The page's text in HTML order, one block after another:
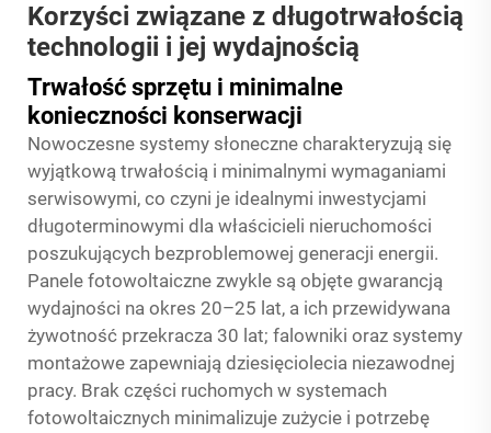
Korzyści związane z długotrwałością
technologii i jej wydajnością
Trwałość sprzętu i minimalne
konieczności konserwacji
Nowoczesne systemy słoneczne charakteryzują się
wyjątkową trwałością i minimalnymi wymaganiami
serwisowymi, co czyni je idealnymi inwestycjami
długoterminowymi dla właścicieli nieruchomości
poszukujących bezproblemowej generacji energii.
Panele fotowoltaiczne zwykle są objęte gwarancją
wydajności na okres 20–25 lat, a ich przewidywana
żywotność przekracza 30 lat; falowniki oraz systemy
montażowe zapewniają dziesięciolecia niezawodnej
pracy. Brak części ruchomych w systemach
fotowoltaicznych minimalizuje zużycie i potrzebę